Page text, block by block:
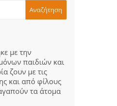
με την
παιδιών και
ζουν με τις
και από φίλους
τα άτομα